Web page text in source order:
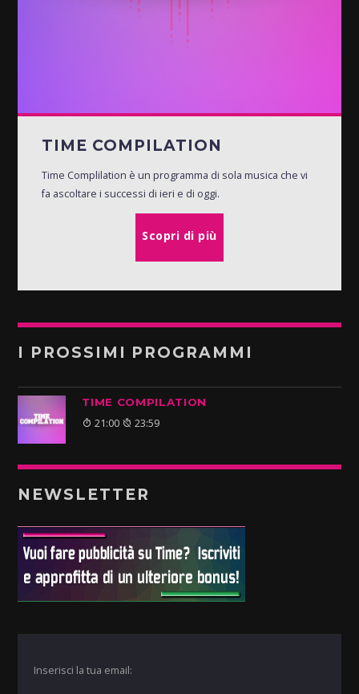
TIME COMPILATION
Time Complilation è un programma di sola musica che vi
fa ascoltare i successi di ieri e di oggi.
Scopri di più
I PROSSIMI PROGRAMMI
TIME COMPILATION
21:00 23:59
NEWSLETTER
Inserisci la tua email: